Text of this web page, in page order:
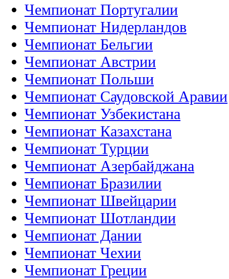
Чемпионат Португалии
Чемпионат Нидерландов
Чемпионат Бельгии
Чемпионат Австрии
Чемпионат Польши
Чемпионат Саудовской Аравии
Чемпионат Узбекистана
Чемпионат Казахстана
Чемпионат Турции
Чемпионат Азербайджана
Чемпионат Бразилии
Чемпионат Швейцарии
Чемпионат Шотландии
Чемпионат Дании
Чемпионат Чехии
Чемпионат Греции